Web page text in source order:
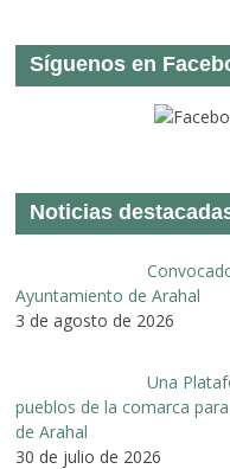
Síguenos en
Noticias
Ayuntamiento de Arahal
3 de agosto de 2026
Una
pueblos de la comarca
de Arahal
30 de julio de 2026